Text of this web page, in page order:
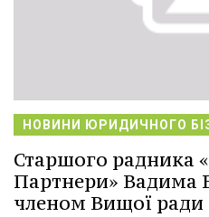
НОВИНИ ЮРИДИЧНОГО
Старшого радника
Партнери» Вадима
членом Вищої ради